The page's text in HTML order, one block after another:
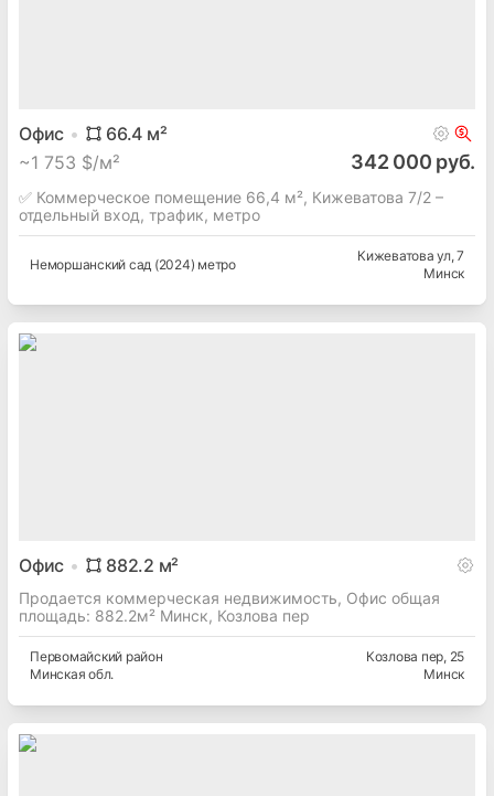
Офис 66.4 м²
~1 753 $/м² 342 000 руб.
✅ Коммерческое помещение 66,4 м², Кижеватова 7/2 –
отдельный вход, трафик, метро
Неморшанский сад (2024) метро
Кижеватова ул, 7
Минск
Офис 882.2 м²
Продается коммерческая недвижимость, Офис общая
площадь: 882.2м² Минск, Козлова пер
Первомайский район
Минская обл.
Козлова пер, 25
Минск